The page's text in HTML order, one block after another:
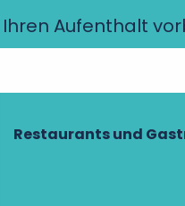
Ihren Aufenthalt
Restaurants und
virtuellen
zu helfen.